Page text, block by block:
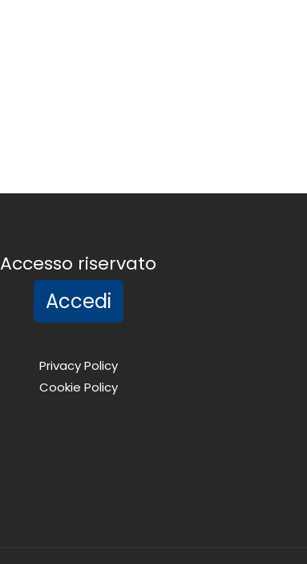
Accesso riservato
Accedi
Privacy Policy
Cookie Policy